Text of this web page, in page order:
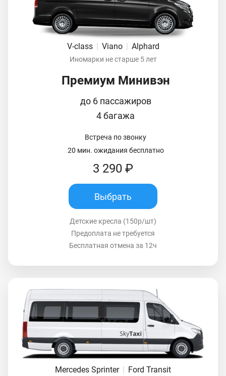
V-class Viano Alphard
Иномарки не старше 5 лет
Премиум Минивэн
до 6 пассажиров
4 багажа
Встреча по звонку
20 мин. ожидания бесплатно
3 290 ₽
Выбрать
Детские кресла (150р/шт)
Предоплата не требуется
Бесплатная отмена за 12ч
Mercedes Sprinter | Ford Transit